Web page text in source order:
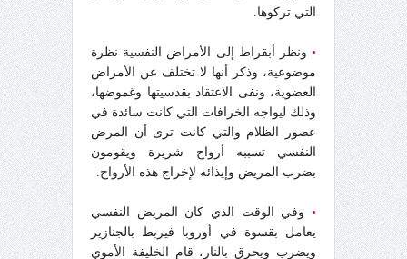
التي تركوها
• ونظر أبقراط إلى الأمراض النفسية نظرة
موضوعية، وذكر أنها لا تختلف عن الأمراض
العضوية، ونفى الاعتقاد بقدسيتها وغموضها،
وذلك ليواجه الخرافات التي كانت سائدة في
عصور الظلام والتي كانت ترى أن المرض
النفسي تسببه أرواح شريرة ويقومون
بضرب المريض وإيذائه لإخراج هذه الأرواح.
• وفي الوقت الذي كان المريض النفسي
يعامل بقسوة في أوروبا فيربط بالجنازير
ويضرب ويحرق بالنار، قام الخليفة الأموي